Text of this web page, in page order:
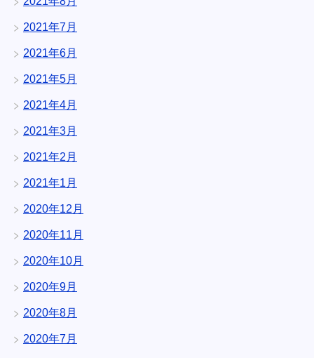
2021年7月
2021年6月
2021年5月
2021年4月
2021年3月
2021年2月
2021年1月
2020年12月
2020年11月
2020年10月
2020年9月
2020年8月
2020年7月